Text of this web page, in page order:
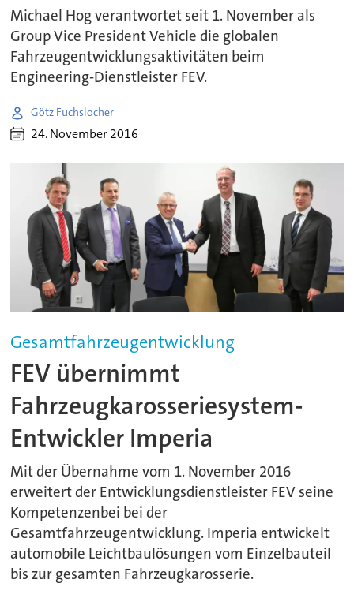
Michael Hog verantwortet seit 1. November als
Group Vice President Vehicle die globalen
Fahrzeugentwicklungsaktivitäten beim
Engineering-Dienstleister FEV.
Götz Fuchslocher
24. November 2016
Gesamtfahrzeugentwicklung
FEV übernimmt
Fahrzeugkarosseriesystem-
Entwickler Imperia
Mit der Übernahme vom 1. November 2016
erweitert der Entwicklungsdienstleister FEV seine
Kompetenzenbei bei der
Gesamtfahrzeugentwicklung. Imperia entwickelt
automobile Leichtbaulösungen vom Einzelbauteil
bis zur gesamten Fahrzeugkarosserie.